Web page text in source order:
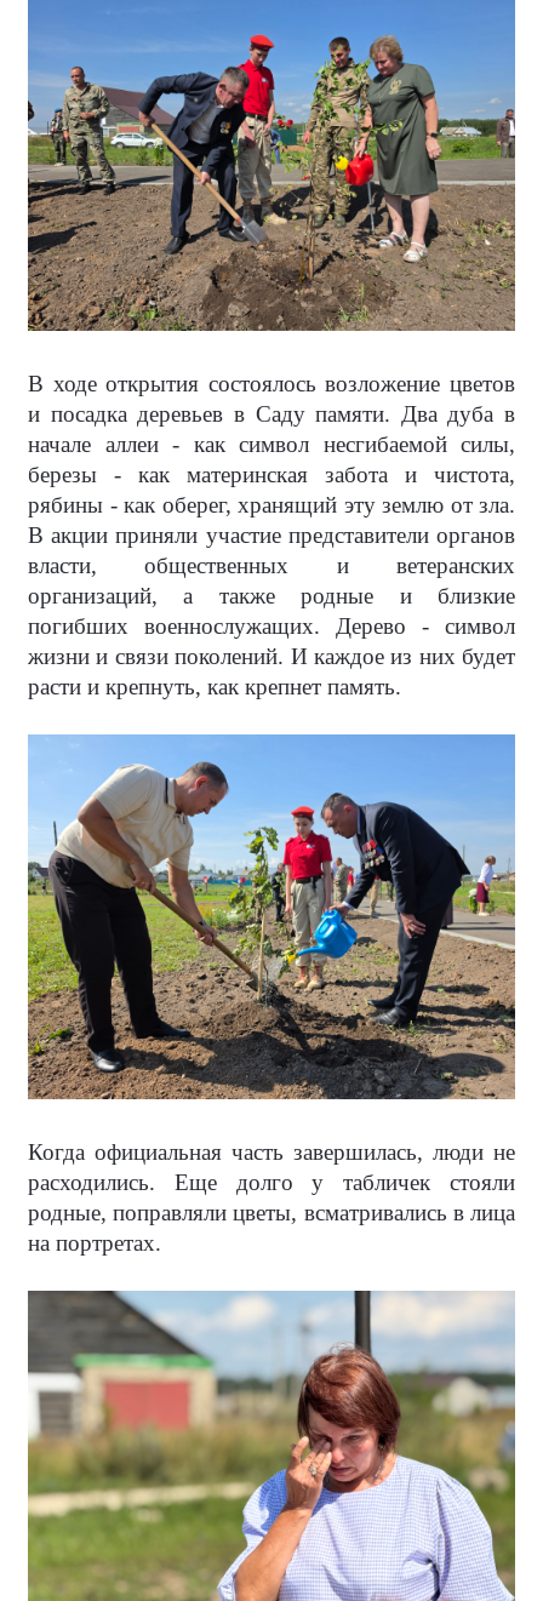
В ходе открытия состоялось возложение цветов
и посадка деревьев в Саду памяти. Два дуба в
начале аллеи - как символ несгибаемой силы,
березы - как материнская забота и чистота,
рябины - как оберег, хранящий эту землю от зла.
В акции приняли участие представители органов
власти, общественных и ветеранских
организаций, а также родные и близкие
погибших военнослужащих. Дерево - символ
жизни и связи поколений. И каждое из них будет
расти и крепнуть, как крепнет память.
Когда официальная часть завершилась, люди не
расходились. Еще долго у табличек стояли
родные, поправляли цветы, всматривались в лица
на портретах.